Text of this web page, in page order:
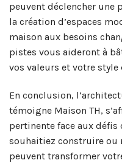
peuvent déclencher une
la création d’espaces
maison aux besoins
pistes vous aideront à
vos valeurs et votre style
En conclusion,
témoigne Maison TH,
pertinente face aux défis
souhaitiez construire ou
peuvent transformer